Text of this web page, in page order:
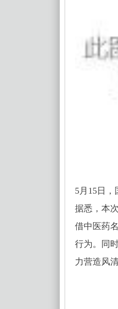
5月15日
据悉，本
借中医药
行为。同
力营造风